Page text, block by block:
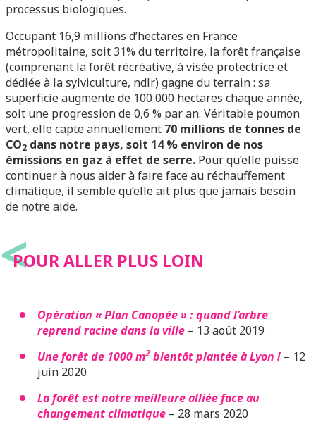
processus biologiques.
Occupant 16,9 millions d’hectares en France
métropolitaine, soit 31% du territoire, la forêt française
(comprenant la forêt récréative, à visée protectrice et
dédiée à la sylviculture, ndlr) gagne du terrain : sa
superficie augmente de 100 000 hectares chaque année,
soit une progression de 0,6 % par an. Véritable poumon
vert, elle capte annuellement 70 millions de tonnes de
CO2 dans notre pays, soit 14 % environ de nos
émissions en gaz à effet de serre. Pour qu’elle puisse
continuer à nous aider à faire face au réchauffement
climatique, il semble qu’elle ait plus que jamais besoin
de notre aide.
<
POUR ALLER PLUS LOIN
Opération « Plan Canopée » : quand l’arbre
reprend racine dans la ville – 13 août 2019
Une forêt de 1000 m2 bientôt plantée à Lyon ! – 12
juin 2020
La forêt est notre meilleure alliée face au
changement climatique – 28 mars 2020